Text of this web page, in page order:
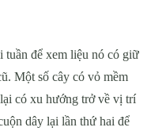
tuần để xem liệu nó có giữ
Một số cây có vỏ mềm
có xu hướng trở về vị trí
dây lại lần thứ hai để